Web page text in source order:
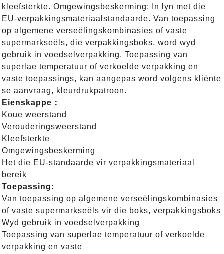
kleefsterkte. Omgewingsbeskerming; In lyn met die
EU-verpakkingsmateriaalstandaarde. Van toepassing
op algemene verseëlingskombinasies of vaste
supermarkseëls, die verpakkingsboks, word wyd
gebruik in voedselverpakking. Toepassing van
superlae temperatuur of verkoelde verpakking en
vaste toepassings, kan aangepas word volgens kliënte
se aanvraag, kleurdrukpatroon.
Eienskappe ：
Koue weerstand
Verouderingsweerstand
Kleefsterkte
Omgewingsbeskerming
Het die EU-standaarde vir verpakkingsmateriaal
bereik
Toepassing:
Van toepassing op algemene verseëlingskombinasies
of vaste supermarkseëls vir die boks, verpakkingsboks
Wyd gebruik in voedselverpakking
Toepassing van superlae temperatuur of verkoelde
verpakking en vaste